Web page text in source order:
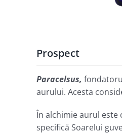
Prospect
Paracelsus,
aurului. Acesta
În alchimie aurul este
specifică Soarelui